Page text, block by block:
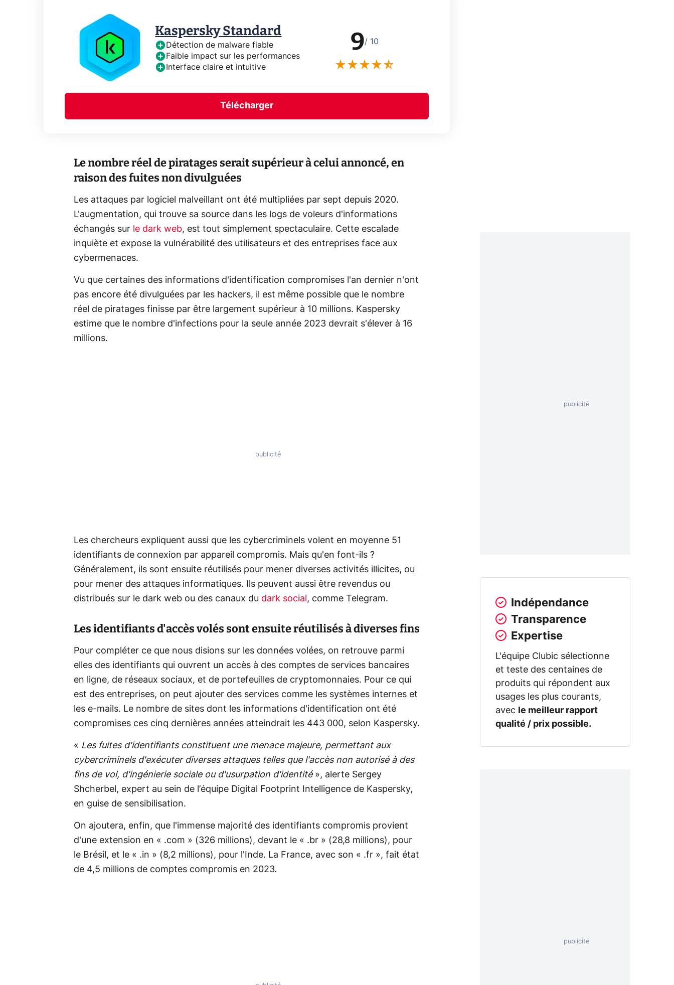
Kaspersky Standard
Détection de malware fiable
Faible impact sur les performances
Interface claire et intuitive
9/ 10
Télécharger
Le nombre réel de piratages serait supérieur à celui annoncé, en
raison des fuites non divulguées
Les attaques par logiciel malveillant ont été multipliées par sept depuis 2020.
L'augmentation, qui trouve sa source dans les logs de voleurs d'informations
échangés sur le dark web, est tout simplement spectaculaire. Cette escalade
inquiète et expose la vulnérabilité des utilisateurs et des entreprises face aux
cybermenaces.
Vu que certaines des informations d'identification compromises l'an dernier n'ont
pas encore été divulguées par les hackers, il est même possible que le nombre
réel de piratages finisse par être largement supérieur à 10 millions. Kaspersky
estime que le nombre d'infections pour la seule année 2023 devrait s'élever à 16
millions.
Les chercheurs expliquent aussi que les cybercriminels volent en moyenne 51
identifiants de connexion par appareil compromis. Mais qu'en font-ils ?
Généralement, ils sont ensuite réutilisés pour mener diverses activités illicites, ou
pour mener des attaques informatiques. Ils peuvent aussi être revendus ou
distribués sur le dark web ou des canaux du dark social , comme Telegram.
Les identifiants d'accès volés sont ensuite réutilisés à diverses fins
Pour compléter ce que nous disions sur les données volées, on retrouve parmi
elles des identifiants qui ouvrent un accès à des comptes de services bancaires
en ligne, de réseaux sociaux, et de portefeuilles de cryptomonnaies. Pour ce qui
est des entreprises, on peut ajouter des services comme les systèmes internes et
les e-mails. Le nombre de sites dont les informations d'identification ont été
compromises ces cinq dernières années atteindrait les 443 000, selon Kaspersky.
« Les fuites d'identifiants constituent une menace majeure, permettant aux
cybercriminels d'exécuter diverses attaques telles que l'accès non autorisé à des
fins de vol, d'ingénierie sociale ou d'usurpation d'identité», alerte Sergey
Shcherbel, expert au sein de l’équipe Digital Footprint Intelligence de Kaspersky,
en guise de sensibilisation.
On ajoutera, enfin, que l'immense majorité des identifiants compromis provient
d'une extension en « .com » (326 millions), devant le « .br » (28,8 millions), pour
le Brésil, et le « .in » (8,2 millions), pour l'Inde. La France, avec son « .fr », fait état
de 4,5 millions de comptes compromis en 2023.
Indépendance
Transparence
Expertise
L'équipe Clubic sélectionne
et teste des centaines de
produits qui répondent aux
usages les plus courants,
avec
le meilleur rapport
qualité / prix possible.